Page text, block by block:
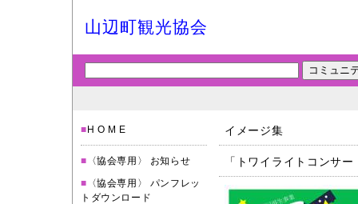
山辺町観光協会
■ H O M E
■ 〈協会専用〉 お知らせ
■ 〈協会専用〉 パンフレッ
トダウンロード
イメージ集
「トワイライトコンサ